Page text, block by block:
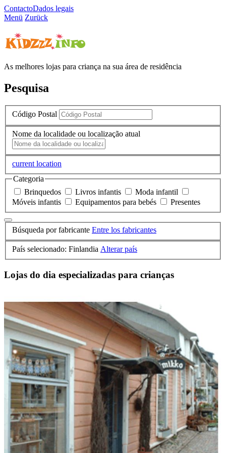
ContactoDados legais
Menü Zurück
As melhores lojas para criança na sua área de residência
Pesquisa
Código Postal
Nome da localidade ou localização atual
current location
Categoria
Brinquedos
Livros infantis
Moda infantil
Móveis infantis
Equipamentos para bebés Presentes
Búsqueda por fabricante Entre los fabricantes
País selecionado: Finlandia Alterar país
Lojas do dia especializadas para crianças